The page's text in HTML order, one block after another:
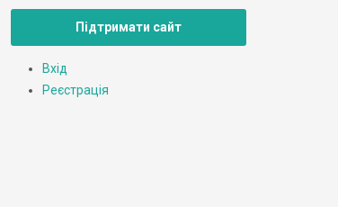
Підтримати сайт
Вхід
Реєстрація